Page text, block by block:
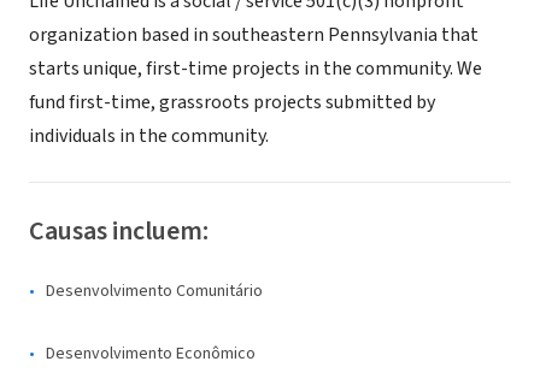
organization based in southeastern Pennsylvania that
starts unique, first-time projects in the community. We
fund first-time, grassroots projects submitted by
individuals in the community.
Causas incluem:
Desenvolvimento Comunitário
Desenvolvimento Econômico